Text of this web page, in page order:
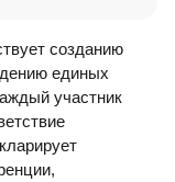
созданию
единых
участник